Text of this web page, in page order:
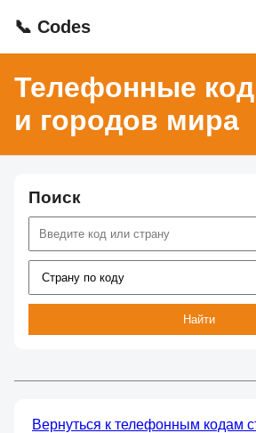
📞 Codes
Телефонные
и городов мира
Поиск
Найти
Вернуться к телефонным кодам